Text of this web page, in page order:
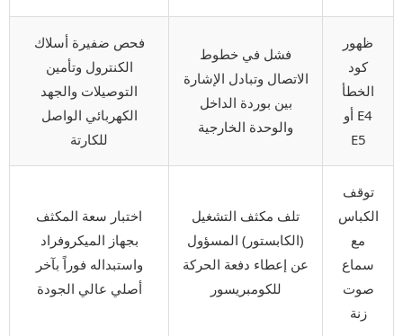
ظهور
كود
الخطأ
E4 أو
E5
فشل في خطوط
الاتصال وتبادل الإشارة
بين بوردة الداخل
والوحدة الخارجية
فحص ضفيرة أسلاك
الكنترول وتأمين
التوصيلات والجهد
الكهربائي الواصل
للكارتة
توقف
الكباس
مع
سماع
صوت
زنة
تلف مكثف التشغيل
(الكابستور) المسؤول
عن إعطاء دفعة الحركة
للكومبريسور
اختبار سعة المكثف
بجهاز الميكروفراد
واستبداله فوراً بآخر
أصلي عالي الجودة